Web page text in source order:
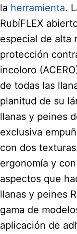
la herramienta.
RubíFLEX
especial de alta
protección
incoloro
de todas las
planitud de su
llanas y peines
exclusiva
con dos
ergonomía y
aspectos que
llanas y peines
gama de
aplicación de